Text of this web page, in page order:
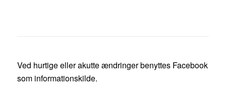
Ved hurtige eller akutte ændringer benyttes Facebook
som informationskilde.